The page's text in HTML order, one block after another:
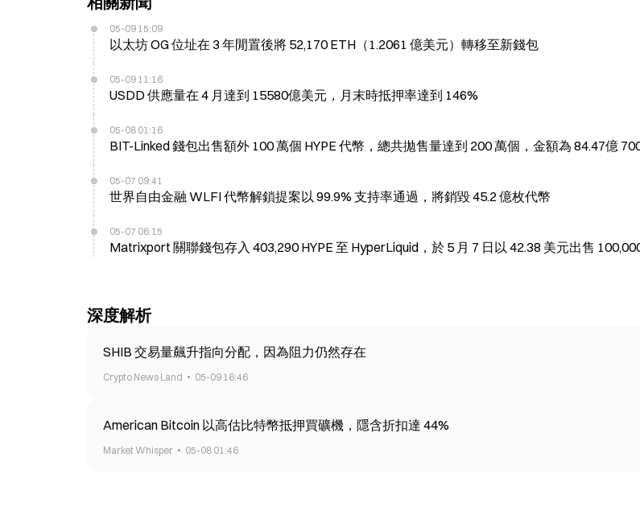
05-09 15:09
以太坊 OG 位址在 3 年閒置後將 52,170 ETH（1.2061 億美元）轉移至新錢包
05-09 11:16
USDD 供應量在 4 月達到 15580億美元，月末時抵押率達到 146%
05-08 01:16
BIT-Linked 錢包出售額外 100 萬個 HYPE 代幣，總共拋售量達到 200 萬個，金額為 84.47億
05-07 09:41
世界自由金融 WLFI 代幣解鎖提案以 99.9% 支持率通過，將銷毀 45.2 億枚代幣
05-07 06:15
Matrixport 關聯錢包存入 403,290 HYPE 至 HyperLiquid，於 5 月 7 日以 42.38 美元出售
深度解析
SHIB 交易量飆升指向分配，因為阻力仍然存在
Crypto News Land 05-09 16:46
American Bitcoin 以高估比特幣抵押買礦機，隱含折扣達 44%
Market Whisper 05-08 01:46